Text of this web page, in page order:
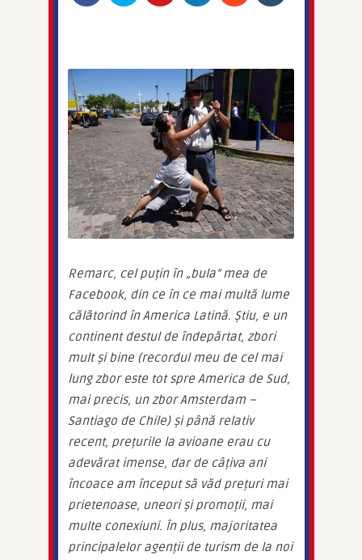
Remarc, cel puțin în „bula” mea de
Facebook, din ce în ce mai multă lume
călătorind în America Latină. Știu, e un
continent destul de îndepărtat, zbori
mult și bine (recordul meu de cel mai
lung zbor este tot spre America de Sud,
mai precis, un zbor Amsterdam –
Santiago de Chile) și până relativ
recent, prețurile la avioane erau cu
adevărat imense, dar de câțiva ani
încoace am început să văd prețuri mai
prietenoase, uneori și promoții, mai
multe conexiuni. În plus, majoritatea
principalelor agenții de turism de la noi